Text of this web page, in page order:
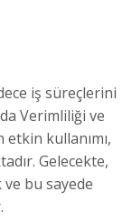
iş süreçlerini
Verimliliği ve
etkin kullanımı,
Gelecekte,
ve bu sayede